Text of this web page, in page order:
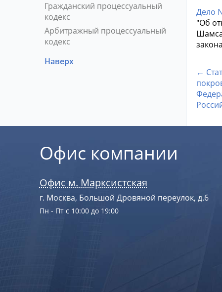
Гражданский процессуальный
кодекс
Арбитражный процессуальный
кодекс
Наверх
Дело
"Об
←
Офис компании
Офис м. Марксистская
г. Москва, Большой Дровяной переулок, д.6
Пн - Пт с 10:00 до 19:00